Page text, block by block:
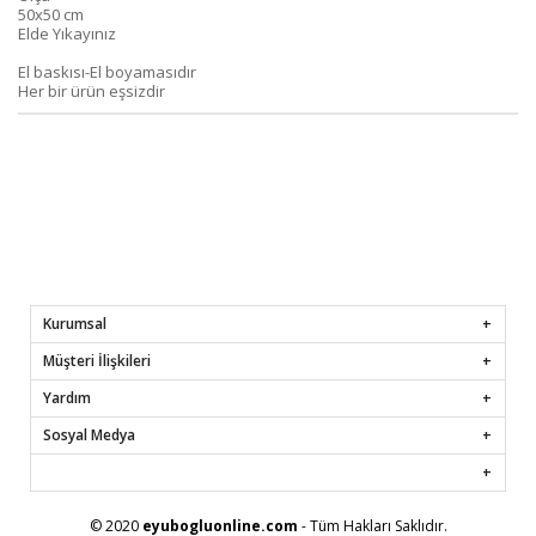
50x50 cm
Elde Yıkayınız
El baskısı-El boyamasıdır
Her bir ürün eşsizdir
Kurumsal
Müşteri İlişkileri
Yardım
Sosyal Medya
© 2020 eyubogluonline.com - Tüm Hakları Saklıdır.